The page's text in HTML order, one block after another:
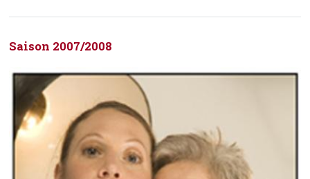
Saison 2007/2008